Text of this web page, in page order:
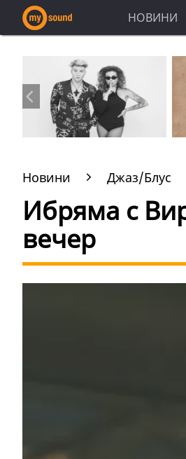
НОВИНИ
Новини Джаз/Блус
Ибряма с
вечер